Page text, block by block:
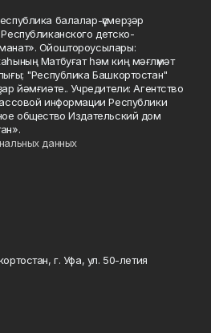
балалар-үҫмерҙәр
детско-
Ойоштороусылары:
Матбуғат һәм киң мәғлүмәт
"Республика Башкортостан"
йәмғиәте.. Учредители: Агентство
информации Республики
общество Издательский дом
данных
г. Уфа, ул. 50-летия